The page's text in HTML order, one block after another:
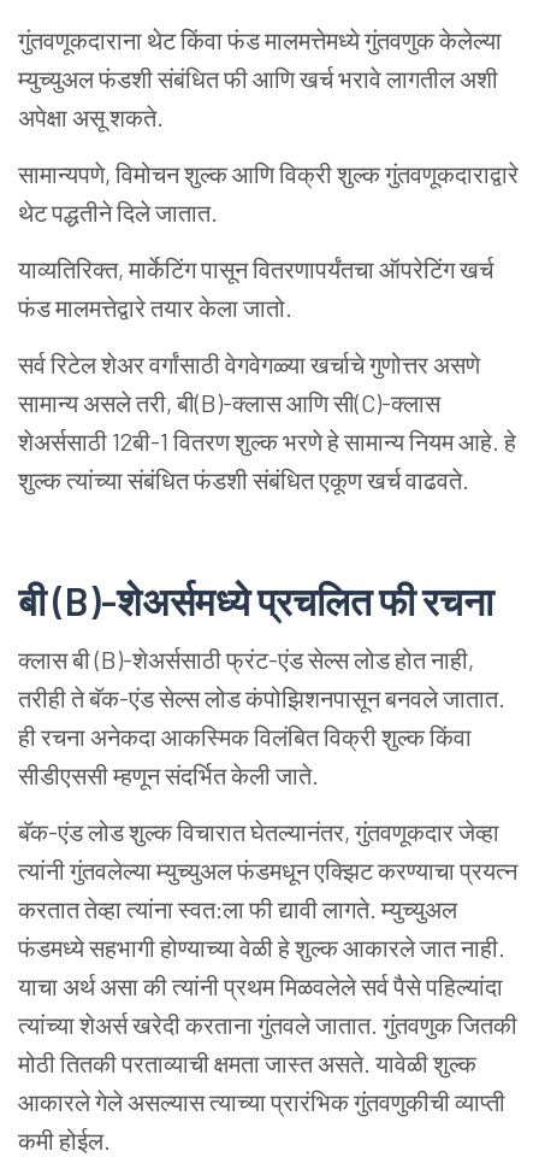
गुंतवणूकदाराना थेट किंवा फंड मालमत्तेमध्ये गुंतवणुक केलेल्या
म्युच्युअल फंडशी संबंधित फी आणि खर्च भरावे लागतील अशी
अपेक्षा असू शकते.
सामान्यपणे, विमोचन शुल्क आणि विक्री शुल्क गुंतवणूकदाराद्वारे
थेट पद्धतीने दिले जातात.
याव्यतिरिक्त, मार्केटिंग पासून वितरणापर्यंतचा ऑपरेटिंग खर्च
फंड मालमत्तेद्वारे तयार केला जातो.
सर्व रिटेल शेअर वर्गांसाठी वेगवेगळ्या खर्चाचे गुणोत्तर असणे
सामान्य असले तरी, बी(B)-क्लास आणि सी(C)-क्लास
शेअर्ससाठी 12बी-1 वितरण शुल्क भरणे हे सामान्य नियम आहे. हे
शुल्क त्यांच्या संबंधित फंडशी संबंधित एकूण खर्च वाढवते.
बी(B)-शेअर्समध्येप्रचलितफीरचना
क्लास बी (B)-शेअर्ससाठी फ्रंट-एंड सेल्स लोड होत नाही,
तरीही ते बॅक-एंड सेल्स लोड कंपोझिशनपासून बनवले जातात.
ही रचना अनेकदा आकस्मिक विलंबित विक्री शुल्क किंवा
सीडीएससी म्हणून संदर्भित केली जाते.
बॅक-एंड लोड शुल्क विचारात घेतल्यानंतर, गुंतवणूकदार जेव्हा
त्यांनी गुंतवलेल्या म्युच्युअल फंडमधून एक्झिट करण्याचा प्रयत्न
करतात तेव्हा त्यांना स्वत:ला फी द्यावी लागते. म्युच्युअल
फंडमध्ये सहभागी होण्याच्या वेळी हे शुल्क आकारले जात नाही.
याचा अर्थ असा की त्यांनी प्रथम मिळवलेले सर्व पैसे पहिल्यांदा
त्यांच्या शेअर्स खरेदी करताना गुंतवले जातात. गुंतवणुक जितकी
मोठी तितकी परताव्याची क्षमता जास्त असते. यावेळी शुल्क
आकारले गेले असल्यास त्याच्या प्रारंभिक गुंतवणुकीची व्याप्ती
कमी होईल.